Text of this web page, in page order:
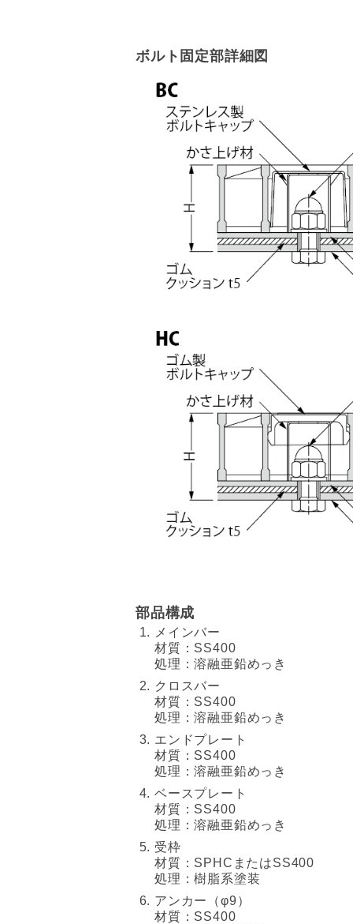
ボルト固定部詳細図
部品構成
メインバー
材質：SS400
処理：溶融亜鉛めっき
クロスバー
材質：SS400
処理：溶融亜鉛めっき
エンドプレート
材質：SS400
処理：溶融亜鉛めっき
ベースプレート
材質：SS400
処理：溶融亜鉛めっき
受枠
材質：SPHCまたはSS400
処理：樹脂系塗装
アンカー（φ9）
材質：SS400